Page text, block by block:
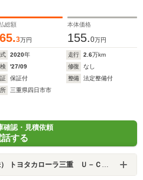
総額
3万円
本体価格
155.0万円
2020年 走行 2.6万km
'27/09 修復
なし
保証付 整備
法定整備付
三重県四日市市
確認・見積依頼
話する
カローラ三重 Ｕ－Ｃａｒ四日市本社店